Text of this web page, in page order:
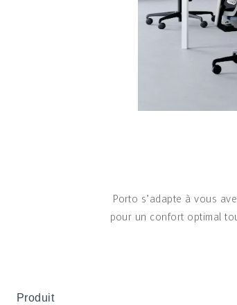
Produit
Porto s’adapte à vous
pour un confort optimal